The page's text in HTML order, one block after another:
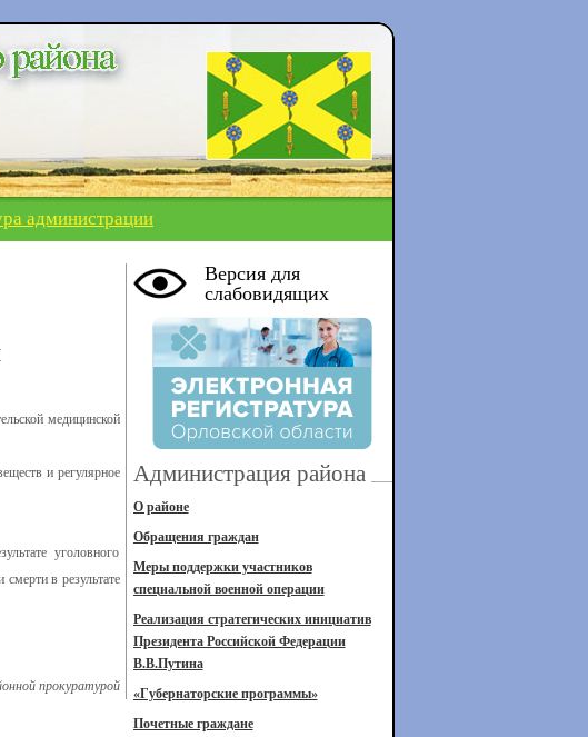
администрации
медицинской
и регулярное
уголовного
в результате
прокуратурой
Версия для
слабовидящих
Администрация района
О районе
Обращения граждан
Меры поддержки участников
специальной военной операции
Реализация стратегических инициатив
Президента Российской Федерации
В.В.Путина
«Губернаторские программы»
Почетные граждане